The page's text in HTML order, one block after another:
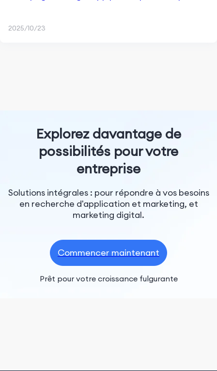
2025/10/23
Explorez davantage de
possibilités pour votre
entreprise
Solutions intégrales : pour répondre à vos besoins
en recherche d'application et marketing, et
marketing digital.
Commencer maintenant
Prêt pour votre croissance fulgurante